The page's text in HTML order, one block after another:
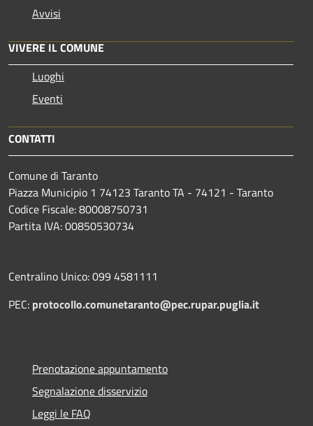
Avvisi
VIVERE IL COMUNE
Luoghi
Eventi
CONTATTI
Comune di Taranto
Piazza Municipio 1 74123 Taranto TA - 74121 - Taranto
Codice Fiscale: 80008750731
Partita IVA: 00850530734
Centralino Unico: 099 4581111
PEC: protocollo.comunetaranto@pec.rupar.puglia.it
Prenotazione appuntamento
Segnalazione disservizio
Leggi le FAQ